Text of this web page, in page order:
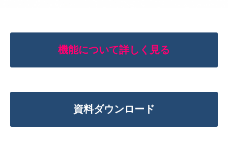
機能について詳しく見る
資料ダウンロード